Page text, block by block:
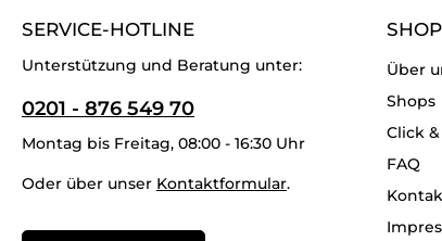
SERVICE-HOTLINE
Unterstützung und Beratung unter:
0201 - 876 549 70
Montag bis Freitag, 08:00 - 16:30 Uhr
Oder über unser Kontaktformular.
Über
Shops
Click
FAQ